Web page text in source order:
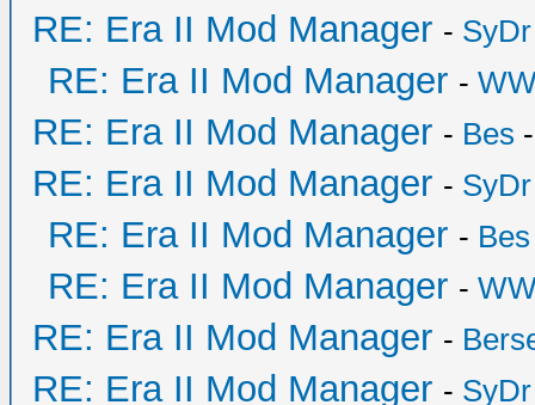
RE: Era II Mod Manager - SyDr
RE: Era II Mod Manager -
RE: Era II Mod Manager - Bes
RE: Era II Mod Manager - SyDr
RE: Era II Mod Manager - Bes
RE: Era II Mod Manager -
RE: Era II Mod Manager -
RE: Era II Mod Manager - SyDr